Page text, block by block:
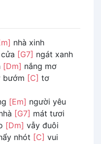
nhà xinh
[G7] ngát xanh
[Dm] nắng mơ
bướm [C] tơ
[Em] người yêu
[G7] mát tươi
[Dm] vẫy đuôi
nhót [C] vui